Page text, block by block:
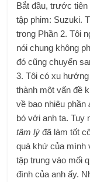
Bắt đầu, trước
tập phim: Suzuki.
trong Phần 2. Tôi
nói chung không
đó cũng chuyển
3. Tôi có xu
thành một vấn đề
về bao nhiêu phần
bó với anh ta. Tuy
tâm lý đã làm tốt
quá khứ của mình
tập trung vào mối
đình của anh ấy.